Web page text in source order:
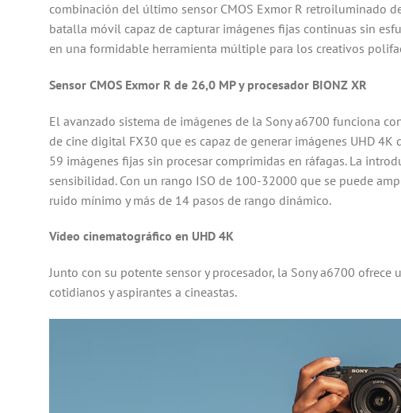
combinación del último sensor CMOS Exmor R retroiluminado
batalla móvil capaz de capturar imágenes fijas continuas sin
en una formidable herramienta múltiple para los creativos
Sensor CMOS Exmor R de 26,0 MP y procesador BIONZ XR
El avanzado sistema de imágenes de la Sony a6700 funciona
de cine digital FX30 que es capaz de generar imágenes UHD
59 imágenes fijas sin procesar comprimidas en ráfagas. La
sensibilidad. Con un rango ISO de 100-32000 que se puede
ruido mínimo y más de 14 pasos de rango dinámico.
Vídeo cinematográfico en UHD 4K
Junto con su potente sensor y procesador, la Sony a6700
cotidianos y aspirantes a cineastas.